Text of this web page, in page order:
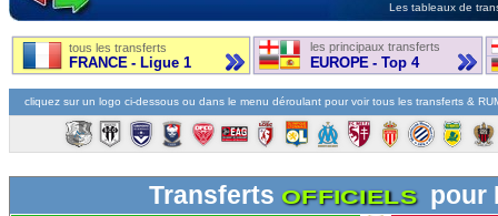
Les tableaux de
tous les transferts
FRANCE - Ligue 1
les principaux transferts
EUROPE - Top 4
cliquez sur un logo ci-dessous ou dans le menu déroulant pour voir tous les transferts &
Transferts OFFICIELS pour